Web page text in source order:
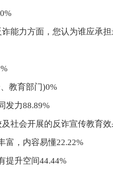
能力方面，您认为谁应承
教育部门)0%
发力88.89%
社会开展的反诈宣传教育
富，内容易懂22.22%
提升空间44.44%